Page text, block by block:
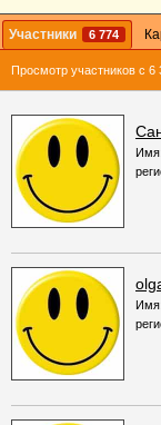
Участники 6 774
Просмотр участников с 6